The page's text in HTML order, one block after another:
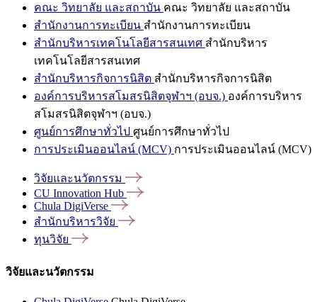
คณะ วิทยาลัย และสถาบัน คณะ วิทยาลัย และสถาบัน
สำนักงานการทะเบียน สำนักงานการทะเบียน
สำนักบริหารเทคโนโลยีสารสนเทศ สำนักบริหาร
เทคโนโลยีสารสนเทศ
สำนักบริหารกิจการนิสิต สำนักบริหารกิจการนิสิต
องค์การบริหารสโมสรนิสิตจุฬาฯ (อบจ.) องค์การบริหาร
สโมสรนิสิตจุฬาฯ (อบจ.)
ศูนย์การศึกษาทั่วไป ศูนย์การศึกษาทั่วไป
การประเมินออนไลน์ (MCV) การประเมินออนไลน์ (MCV)
วิจัยและนวัตกรรม
CU Innovation Hub
Chula DigiVerse
สำนักบริหารวิจัย
ทุนวิจัย
วิจัยและนวัตกรรม